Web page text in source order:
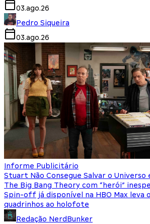
03.ago.26
Pedro Siqueira
03.ago.26
Informe Publicitário
Stuart Não Consegue Salvar o Universo
The Big Bang Theory com “herói”
Spin-off já disponível na HBO Max leva
quadrinhos ao holofote
Redação NerdBunker